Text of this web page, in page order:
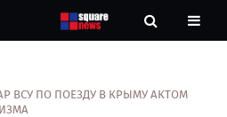
ВСУ ПО ПОЕЗДУ В КРЫМУ АКТОМ